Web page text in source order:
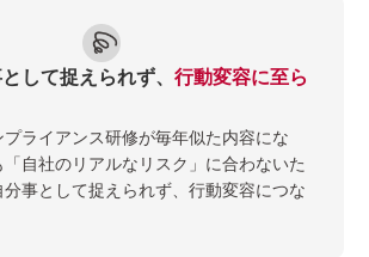
して捉えられず、行動変容に至ら
ライアンス研修が毎年似た内容にな
「自社のリアルなリスク」に合わないた
事として捉えられず、行動変容につな